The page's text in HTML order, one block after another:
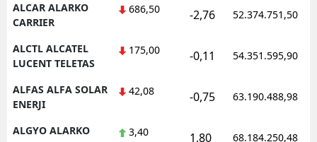
Uşak
Zonguldak
Aksaray
ALCAR ALARKO
CARRIER
686,50 -2,76 52.374.751,50
ALCTL ALCATEL
LUCENT TELETAS
175,00 -0,11 54.351.595,90
ALFAS ALFA SOLAR
ENERJI
42,08 -0,75 63.190.488,98
ALGYO ALARKO
3,40 1,80 68.184.250,48